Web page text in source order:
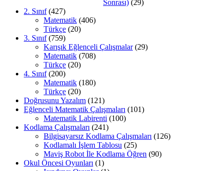
Sonrası) (29)
2. Sınıf(427)
Matematik (406)
Türkçe (20)
3. Sınıf(759)
Karışık Eğlenceli Çalışmalar(29)
Matematik (708)
Türkçe (20)
4. Sınıf(200)
Matematik (180)
Türkçe (20)
Doğrusunu Yazalım (121)
Eğlenceli Matematik Çalışmaları (101)
Matematik Labirenti (100)
Kodlama Çalışmaları (241)
Bilgisayarsız Kodlama Çalışmaları (126)
Kodlamalı İşlem Tablosu (25)
Maviş Robot İle Kodlama Öğren (90)
Okul Öncesi Oyunları (1)